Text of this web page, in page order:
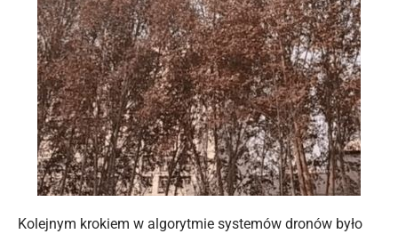
Kolejnym krokiem w algorytmie systemów dronów było